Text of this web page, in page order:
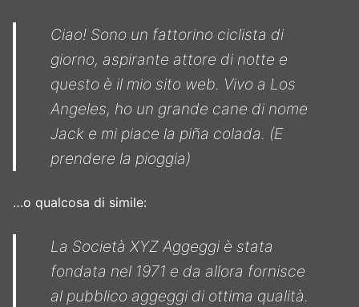
Ciao! Sono un fattorino ciclista di
giorno, aspirante attore di notte e
questo è il mio sito web. Vivo a Los
Angeles, ho un grande cane di nome
Jack e mi piace la piña colada. (E
prendere la pioggia)
…o qualcosa di simile:
La Società XYZ Aggeggi è stata
fondata nel 1971 e da allora fornisce
al pubblico aggeggi di ottima qualità.